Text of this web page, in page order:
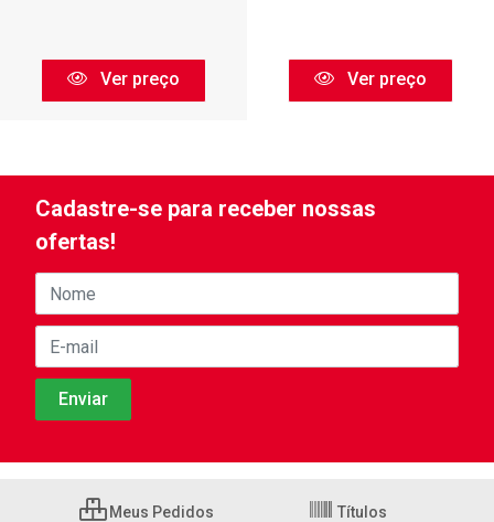
Ver preço Ver preço
Cadastre-se para receber nossas
ofertas!
Meus Pedidos Títulos